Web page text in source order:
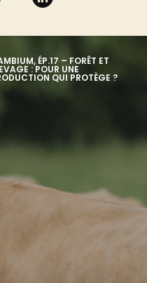
ÉP.17 – FORÊT ET
: POUR UNE
QUI PROTÈGE ?